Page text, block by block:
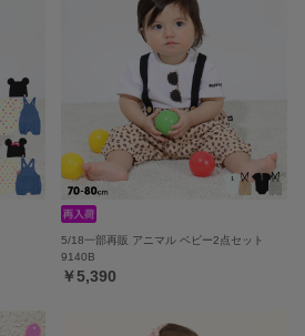
5/18一部再販 アニマル ベビー2点セット
9140B
￥5,390